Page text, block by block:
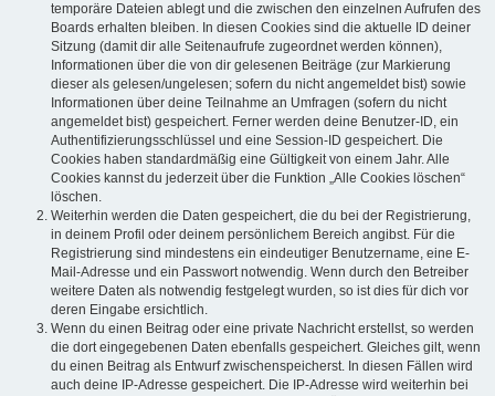
temporäre Dateien ablegt und die zwischen den einzelnen Aufrufen des
Boards erhalten bleiben. In diesen Cookies sind die aktuelle ID deiner
Sitzung (damit dir alle Seitenaufrufe zugeordnet werden können),
Informationen über die von dir gelesenen Beiträge (zur Markierung
dieser als gelesen/ungelesen; sofern du nicht angemeldet bist) sowie
Informationen über deine Teilnahme an Umfragen (sofern du nicht
angemeldet bist) gespeichert. Ferner werden deine Benutzer-ID, ein
Authentifizierungsschlüssel und eine Session-ID gespeichert. Die
Cookies haben standardmäßig eine Gültigkeit von einem Jahr. Alle
Cookies kannst du jederzeit über die Funktion „Alle Cookies löschen“
löschen.
Weiterhin werden die Daten gespeichert, die du bei der Registrierung,
in deinem Profil oder deinem persönlichem Bereich angibst. Für die
Registrierung sind mindestens ein eindeutiger Benutzername, eine E-
Mail-Adresse und ein Passwort notwendig. Wenn durch den Betreiber
weitere Daten als notwendig festgelegt wurden, so ist dies für dich vor
deren Eingabe ersichtlich.
Wenn du einen Beitrag oder eine private Nachricht erstellst, so werden
die dort eingegebenen Daten ebenfalls gespeichert. Gleiches gilt, wenn
du einen Beitrag als Entwurf zwischenspeicherst. In diesen Fällen wird
auch deine IP-Adresse gespeichert. Die IP-Adresse wird weiterhin bei